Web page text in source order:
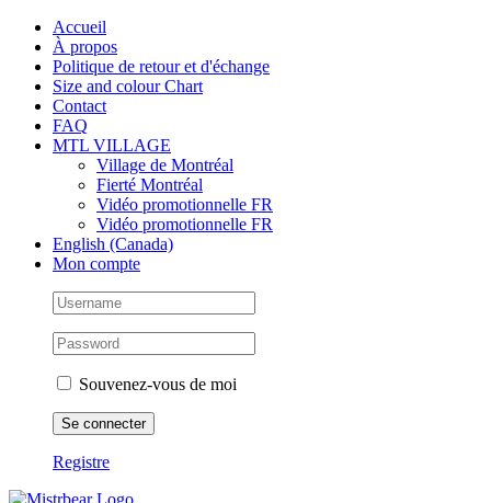
Skip
content
Facebook
Instagram
Tiktok Accueil
À propos
Politique de retour et d'échange
Size and colour Chart
Contact
FAQ
MTL VILLAGE
Village de Montréal
Fierté Montréal
Vidéo promotionnelle FR
Vidéo promotionnelle FR
English (Canada)
Mon compte
Souvenez-vous de moi
Registre